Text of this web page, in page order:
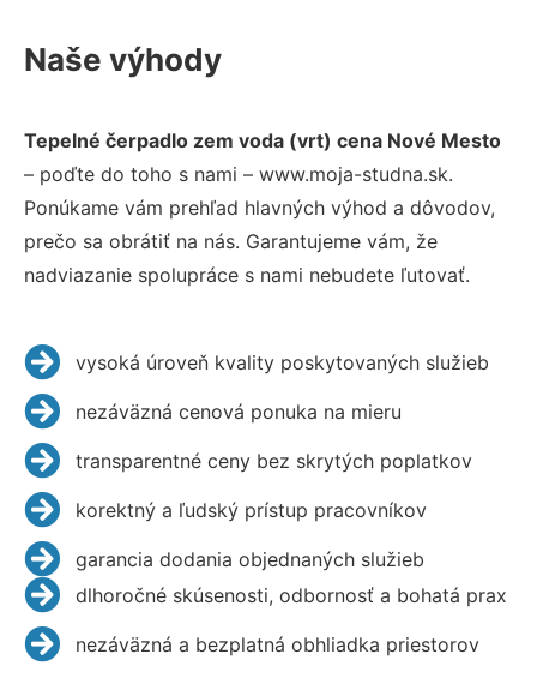
Naše výhody
Tepelné čerpadlo zem voda (vrt) cena Nové Mesto
– poďte do toho s nami – www.moja-studna.sk.
Ponúkame vám prehľad hlavných výhod a dôvodov,
prečo sa obrátiť na nás. Garantujeme vám, že
nadviazanie spolupráce s nami nebudete ľutovať.
vysoká úroveň kvality poskytovaných služieb
nezáväzná cenová ponuka na mieru
transparentné ceny bez skrytých poplatkov
korektný a ľudský prístup pracovníkov
garancia dodania objednaných služieb
dlhoročné skúsenosti, odbornosť a bohatá prax
nezáväzná a bezplatná obhliadka priestorov